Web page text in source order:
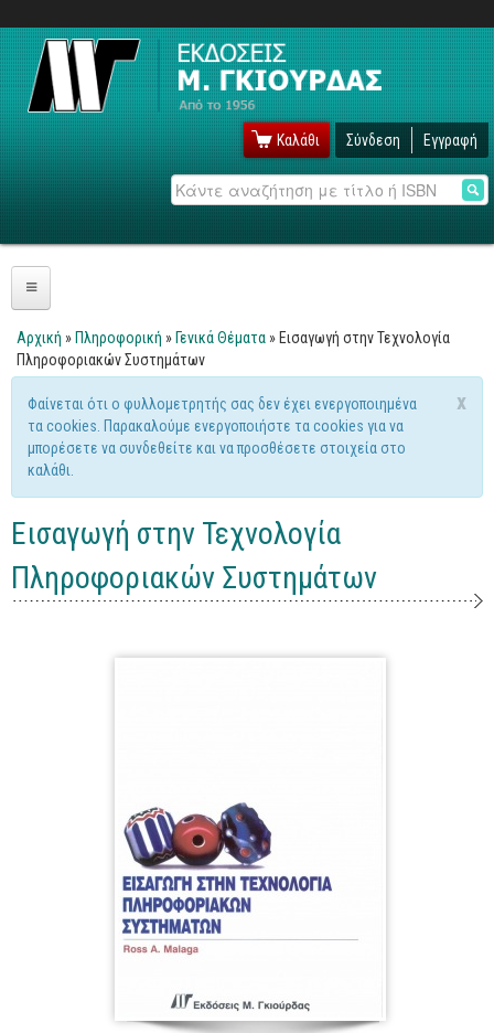
Καλάθι Σύνδεση Εγγραφή
Αναζήτηση
Πληροφορική
Λειτουργικά
Windows
Linux
Unix
Office
Delphi - Pascal
Visual Basic
C++, Visual C++
Cobol - Assembly - Fortran
Είστε εδώ
Αρχική » Πληροφορική » Γενικά Θέματα » Εισαγωγή στην Τεχνολογία
Πληροφοριακών Συστημάτων
x
Μήνυμα προειδοποίησης
Φαίνεται ότι ο φυλλομετρητής σας δεν έχει ενεργοποιημένα
τα cookies. Παρακαλούμε ενεργοποιήστε τα cookies για να
μπορέσετε να συνδεθείτε και να προσθέσετε στοιχεία στο
καλάθι.
Εισαγωγή στην Τεχνολογία
Πληροφοριακών Συστημάτων